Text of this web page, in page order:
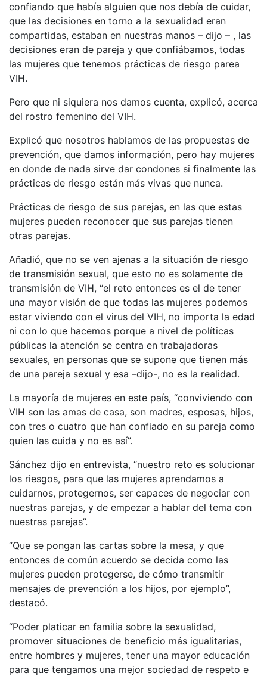
confiando que había alguien que nos debía de cuidar,
que las decisiones en torno a la sexualidad eran
compartidas, estaban en nuestras manos – dijo – , las
decisiones eran de pareja y que confiábamos, todas
las mujeres que tenemos prácticas de riesgo parea
VIH.
Pero que ni siquiera nos damos cuenta, explicó, acerca
del rostro femenino del VIH.
Explicó que nosotros hablamos de las propuestas de
prevención, que damos información, pero hay mujeres
en donde de nada sirve dar condones si finalmente las
prácticas de riesgo están más vivas que nunca.
Prácticas de riesgo de sus parejas, en las que estas
mujeres pueden reconocer que sus parejas tienen
otras parejas.
Añadió, que no se ven ajenas a la situación de riesgo
de transmisión sexual, que esto no es solamente de
transmisión de VIH, “el reto entonces es el de tener
una mayor visión de que todas las mujeres podemos
estar viviendo con el virus del VIH, no importa la edad
ni con lo que hacemos porque a nivel de políticas
públicas la atención se centra en trabajadoras
sexuales, en personas que se supone que tienen más
de una pareja sexual y esa –dijo-, no es la realidad.
La mayoría de mujeres en este país, “conviviendo con
VIH son las amas de casa, son madres, esposas, hijos,
con tres o cuatro que han confiado en su pareja como
quien las cuida y no es así”.
Sánchez dijo en entrevista, “nuestro reto es solucionar
los riesgos, para que las mujeres aprendamos a
cuidarnos, protegernos, ser capaces de negociar con
nuestras parejas, y de empezar a hablar del tema con
nuestras parejas”.
“Que se pongan las cartas sobre la mesa, y que
entonces de común acuerdo se decida como las
mujeres pueden protegerse, de cómo transmitir
mensajes de prevención a los hijos, por ejemplo”,
destacó.
“Poder platicar en familia sobre la sexualidad,
promover situaciones de beneficio más igualitarias,
entre hombres y mujeres, tener una mayor educación
para que tengamos una mejor sociedad de respeto e